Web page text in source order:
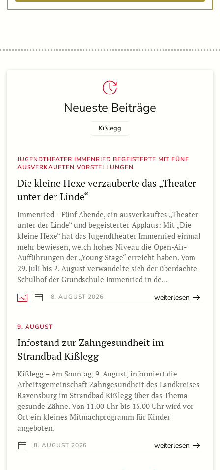
Neueste Beiträge
Kißlegg
JUGENDTHEATER IMMENRIED BEGEISTERTE MIT FÜNF
AUSVERKAUFTEN VORSTELLUNGEN
Die kleine Hexe verzauberte das „Theater
unter der Linde“
Immenried – Fünf Abende, ein ausverkauftes „Theater
unter der Linde“ und begeisterter Applaus: Mit „Die
kleine Hexe“ hat das Jugendtheater Immenried einmal
mehr bewiesen, welch hohes Niveau die Open-Air-
Aufführungen der „Young Stage“ erreicht haben. Vom
29. Juli bis 2. August verwandelte sich der überdachte
Schulhof der Grundschule Immenried in de…
8. AUGUST 2026 weiterlesen
9. AUGUST
Infostand zur Zahngesundheit im
Strandbad Kißlegg
Kißlegg – Am Sonntag, 9. August, informiert die
Arbeitsgemeinschaft Zahngesundheit des Landkreises
Ravensburg im Strandbad Kißlegg über das Thema
gesunde Zähne. Von 11.00 Uhr bis 15.00 Uhr wird vor
Ort ein kleines Mitmachprogramm für Kinder
angeboten.
8. AUGUST 2026 weiterlesen